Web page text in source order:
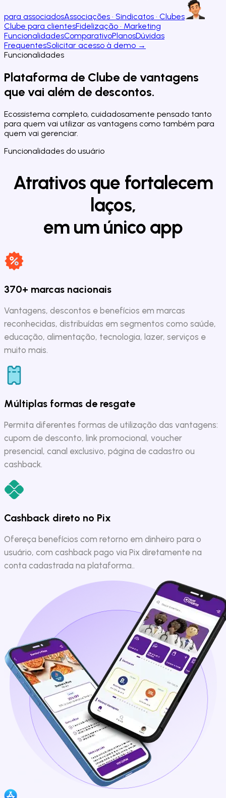
para associadosAssociações · Sindicatos · Clubes
Clube para clientesFidelização · Marketing
FuncionalidadesComparativoPlanosDúvidas
FrequentesSolicitar acesso à demo →
Funcionalidades
Plataforma de Clube de vantagens
que vai além de descontos.
Ecossistema completo, cuidadosamente pensado tanto
para quem vai utilizar as vantagens como também para
quem vai gerenciar.
Funcionalidades do usuário
Atrativos que fortalecem
laços,
em um único app
370+ marcas nacionais
Vantagens, descontos e benefícios em marcas
reconhecidas, distribuídas em segmentos como saúde,
educação, alimentação, tecnologia, lazer, serviços e
muito mais.
Múltiplas formas de resgate
Permita diferentes formas de utilização das vantagens:
cupom de desconto, link promocional, voucher
presencial, canal exclusivo, página de cadastro ou
cashback.
Cashback direto no Pix
Ofereça benefícios com retorno em dinheiro para o
usuário, com cashback pago via Pix diretamente na
conta cadastrada na plataforma..